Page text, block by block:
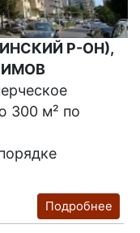
Р-ОН),
300 м² по
Подробнее